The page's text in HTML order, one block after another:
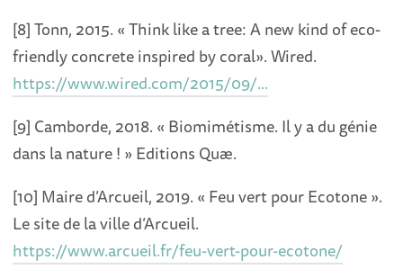
[8] Tonn, 2015. « Think like a tree: A new kind of eco-
friendly concrete inspired by coral». Wired.
https://www.wired.com/2015/09/...
[9] Camborde, 2018. « Biomimétisme. Il y a du génie
dans la nature ! » Editions Quæ.
[10] Maire d’Arcueil, 2019. « Feu vert pour Ecotone ».
Le site de la ville d’Arcueil.
https://www.arcueil.fr/feu-vert-pour-ecotone/